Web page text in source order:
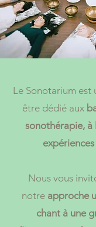
Le Sonotarium est
être dédié aux
sonothérapie, à
Nous vous
notre approche
chant à une